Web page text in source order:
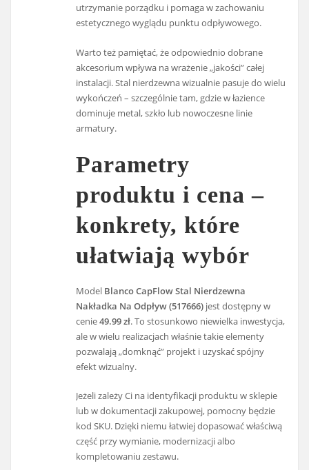
utrzymanie porządku i pomaga w zachowaniu
estetycznego wyglądu punktu odpływowego.
Warto też pamiętać, że odpowiednio dobrane
akcesorium wpływa na wrażenie „jakości” całej
instalacji. Stal nierdzewna wizualnie pasuje do wielu
wykończeń – szczególnie tam, gdzie w łazience
dominuje metal, szkło lub nowoczesne linie
armatury.
Parametry
produktu i cena –
konkrety, które
ułatwiają wybór
Model Blanco CapFlow Stal Nierdzewna
Nakładka Na Odpływ (517666) jest dostępny w
cenie49.99 zł. To stosunkowo niewielka inwestycja,
ale w wielu realizacjach właśnie takie elementy
pozwalają „domknąć” projekt i uzyskać spójny
efekt wizualny.
Jeżeli zależy Ci na identyfikacji produktu w sklepie
lub w dokumentacji zakupowej, pomocny będzie
kod SKU. Dzięki niemu łatwiej dopasować właściwą
część przy wymianie, modernizacji albo
kompletowaniu zestawu.